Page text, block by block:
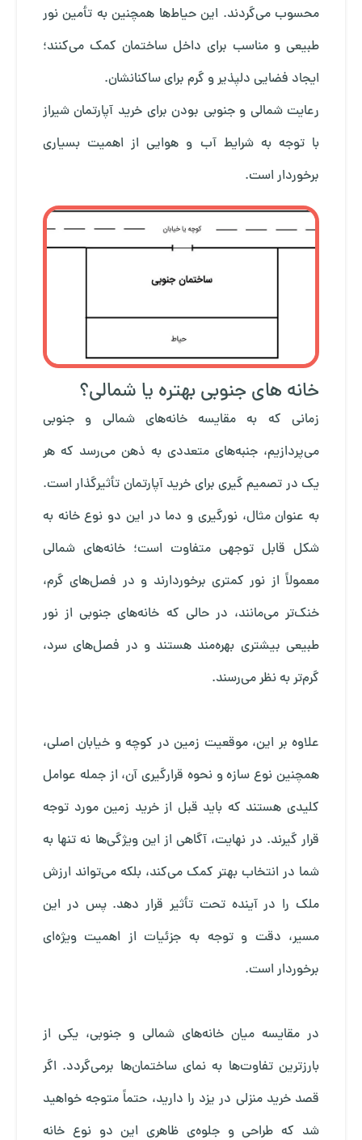
محسوب می‌گردند. این حیاط‌ها همچنین به تأمین نور
طبیعی و مناسب برای داخل ساختمان کمک می‌کنند؛
ایجاد فضایی دلپذیر و گرم برای ساکنانشان.
رعایت شمالی و جنوبی بودن برای خرید آپارتمان شیراز
با توجه به شرایط آب و هوایی از اهمیت بسیاری
برخوردار است.
خانه های جنوبی بهتره یا شمالی؟
زمانی که به مقایسه خانه‌های شمالی و جنوبی
می‌پردازیم، جنبه‌های متعددی به ذهن می‌رسد که هر
یک در تصمیم‌ گیری برای خرید آپارتمان تأثیرگذار است.
به عنوان مثال، نورگیری و دما در این دو نوع خانه به
شکل قابل توجهی متفاوت است؛ خانه‌های شمالی
معمولاً از نور کمتری برخوردارند و در فصل‌های گرم،
خنک‌تر می‌مانند، در حالی که خانه‌های جنوبی از نور
طبیعی بیشتری بهره‌مند هستند و در فصل‌های سرد،
گرم‌تر به نظر می‌رسند.
علاوه بر این، موقعیت زمین در کوچه و خیابان اصلی،
همچنین نوع سازه و نحوه قرارگیری آن، از جمله عوامل
کلیدی هستند که باید قبل از خرید زمین مورد توجه
قرار گیرند. در نهایت، آگاهی از این ویژگی‌ها نه تنها به
شما در انتخاب بهتر کمک می‌کند، بلکه می‌تواند ارزش
ملک را در آینده تحت تأثیر قرار دهد. پس در این
مسیر، دقت و توجه به جزئیات از اهمیت ویژه‌ای
برخوردار است.
در مقایسه میان خانه‌های شمالی و جنوبی، یکی از
بارزترین تفاوت‌ها به نمای ساختمان‌ها برمی‌گردد. اگر
قصد خرید منزلی در یزد را دارید، حتماً متوجه خواهید
شد که طراحی و جلوه‌ی ظاهری این دو نوع خانه